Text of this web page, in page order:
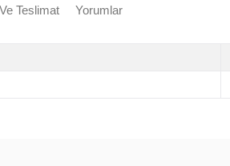
Teslimat Yorumlar